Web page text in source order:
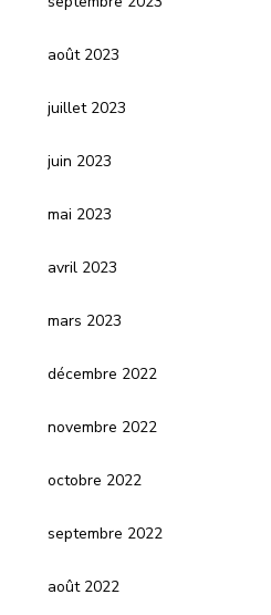
août 2023
juillet 2023
juin 2023
mai 2023
avril 2023
mars 2023
décembre 2022
novembre 2022
octobre 2022
septembre 2022
août 2022